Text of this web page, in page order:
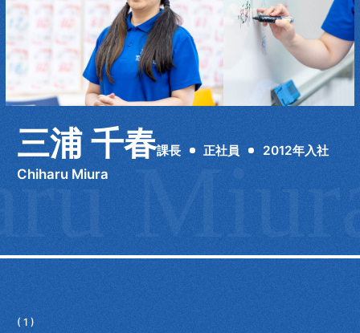
三浦 千春課長 正社員 2012年入社
Chiharu Miura